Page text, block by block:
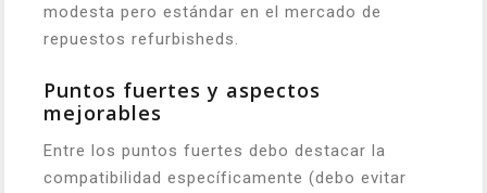
modesta pero estándar en el mercado de
repuestos refurbisheds.
Puntos fuertes y aspectos
mejorables
Entre los puntos fuertes debo destacar la
compatibilidad específicamente (debo evitar